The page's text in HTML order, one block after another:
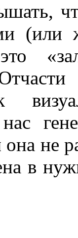
,
(или
«
она не
в